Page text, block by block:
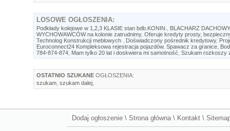
LOSOWE OGŁOSZENIA:
Podkłady kolejowe w 1,2,3 KLASIE stan bdb.KONIN.
BLACHARZ
WYCHOWAWCÓW na kolonie zatrudnimy, Oferuje kredyty prosty,
Technolog Konstrukcji meblowych
Doświadczony pośrednik kredytowy,
Euroconnect24 Kompleksowa rejestracja pojazdów, Spawacz za granice
784-874-874 Mam tylko 20 lat i doskwiera mi samotność Szukam rozkoszy
OSTATNIO SZUKANE OGŁOSZENIA:
szukam szukam dalej
Dodaj ogłoszenie \ Strona główna \ Kontakt \